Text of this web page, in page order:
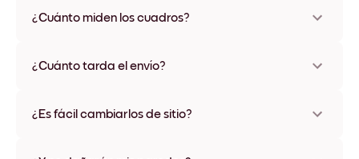
¿Cuánto miden los cuadros?
varios materiales y colores de marco, incluidas opciones sin
¿Cuánto tarda el envío?
disponibles en algunos países. Te enviaremos un número de
¿Es fácil cambiarlos de sitio?